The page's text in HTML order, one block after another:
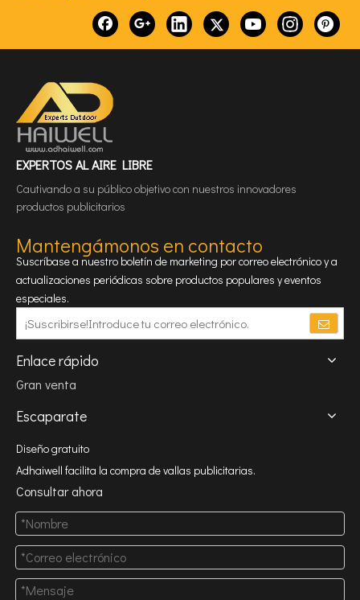
EXPERTOS AL AIRE LIBRE
Cautivando a su público objetivo con nuestros innovadores
productos publicitarios
Mantengámonos en contacto
Suscríbase a nuestro boletín de marketing por correo electrónico y a
actualizaciones periódicas sobre productos populares y eventos
especiales.
Enlace rápido
Gran venta
Escaparate
Diseño gratuito
Adhaiwell facilita la compra de vallas publicitarias.
Consultar ahora